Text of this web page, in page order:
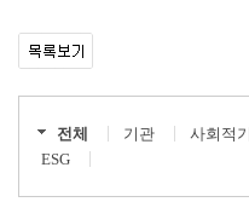
전체 기관 사회적
ESG